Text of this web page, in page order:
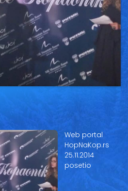
Galerija
Copyright© 2020
HopNaKop
Web portal
HopNaKop.rs
25.11.2014
posetio